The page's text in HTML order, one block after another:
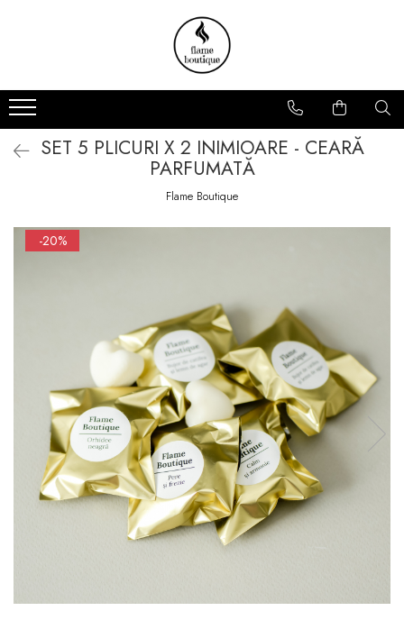
Arome
Florale
Fresh
De sezon
Cadou
Zodii
Promoții
SET 5 PLICURI X 2 INIMIOARE - CEARĂ
PARFUMATĂ
Flame Boutique
-20%